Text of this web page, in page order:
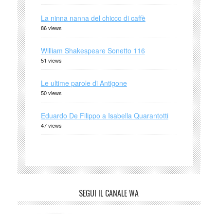
La ninna nanna del chicco di caffè
86 views
William Shakespeare Sonetto 116
51 views
Le ultime parole di Antigone
50 views
Eduardo De Filippo a Isabella Quarantotti
47 views
SEGUI IL CANALE WA